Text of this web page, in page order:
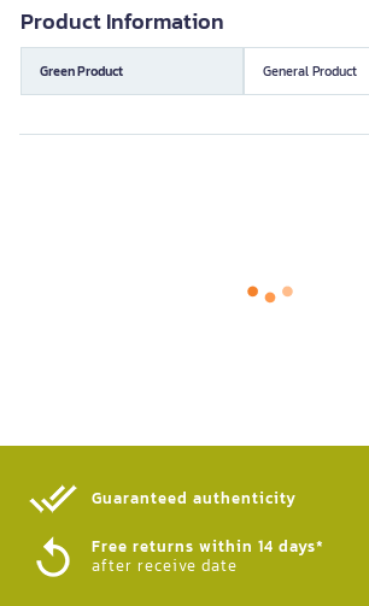
Product Information
Green Product General Product
Guaranteed authenticity​
Free returns within 14 days*
after receive date